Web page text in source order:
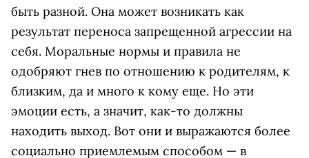
быть разной. Она может возникать как
результат переноса запрещенной агрессии на
себя. Моральные нормы и правила не
одобряют гнев по отношению к родителям, к
близким, да и много к кому еще. Но эти
эмоции есть, а значит, как-то должны
находить выход. Вот они и выражаются более
социально приемлемым способом — в